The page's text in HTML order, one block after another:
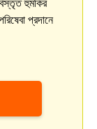
হুমকির
প্রদানে